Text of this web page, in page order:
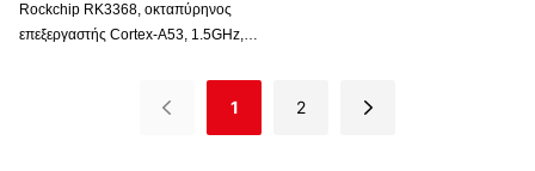
Rockchip RK3368, οκταπύρηνος
επεξεργαστής Cortex-A53, 1.5GHz,
1080p FHD, υποστηρίζει θύρα Mini
1 2